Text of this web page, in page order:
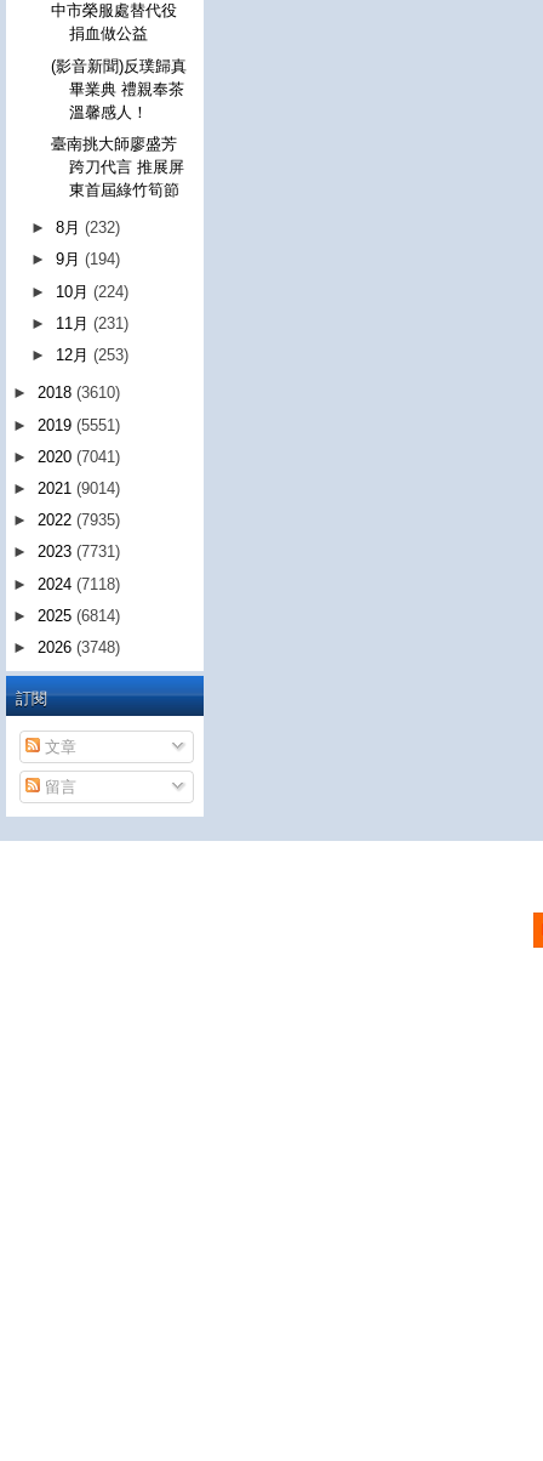
中市榮服處替代役
捐血做公益
(影音新聞)反璞歸真
畢業典 禮親奉茶
溫馨感人！
臺南挑大師廖盛芳
跨刀代言 推展屏
東首屆綠竹筍節
►8月(232)
►9月(194)
► 10月(224)
► 11月(231)
► 12月(253)
► 2018 (3610)
► 2019 (5551)
► 2020 (7041)
► 2021 (9014)
► 2022 (7935)
► 2023 (7731)
► 2024 (7118)
► 2025 (6814)
► 2026 (3748)
訂閱
文章
留言